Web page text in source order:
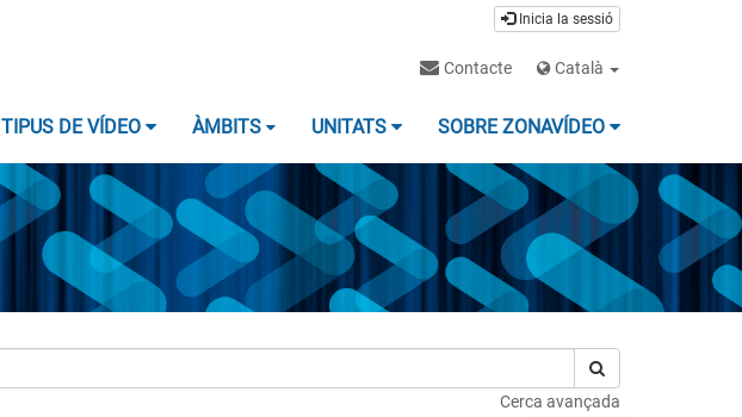
Inicia la sessió
Contacte Català
TIPUS DE VÍDEO ÀMBITS UNITATS SOBRE ZONAVÍDEO
Cerca avançada